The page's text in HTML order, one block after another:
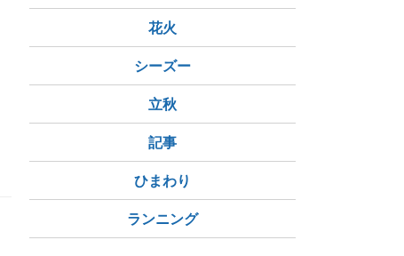
花火
シーズー
立秋
記事
ひまわり
ランニング